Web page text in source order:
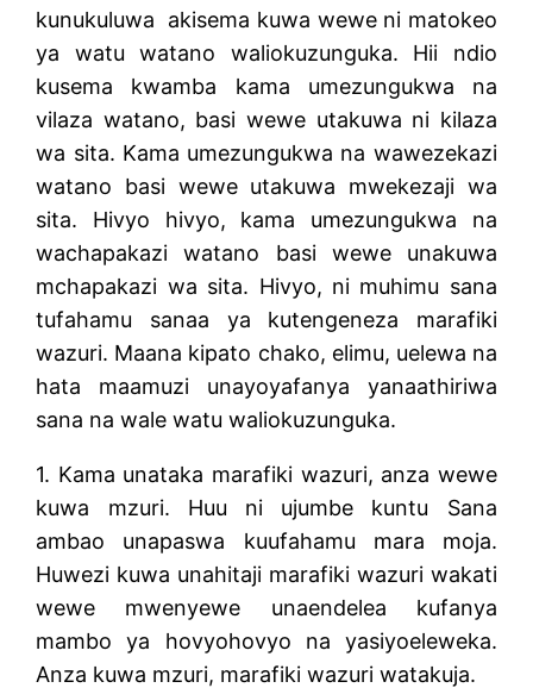
kunukuluwa akisema kuwa wewe ni matokeo
ya watu watano waliokuzunguka. Hii ndio
kusema kwamba kama umezungukwa na
vilaza watano, basi wewe utakuwa ni kilaza
wa sita. Kama umezungukwa na wawezekazi
watano basi wewe utakuwa mwekezaji wa
sita. Hivyo hivyo, kama umezungukwa na
wachapakazi watano basi wewe unakuwa
mchapakazi wa sita. Hivyo, ni muhimu sana
tufahamu sanaa ya kutengeneza marafiki
wazuri. Maana kipato chako, elimu, uelewa na
hata maamuzi unayoyafanya yanaathiriwa
sana na wale watu waliokuzunguka.
1. Kama unataka marafiki wazuri, anza wewe
kuwa mzuri. Huu ni ujumbe kuntu Sana
ambao unapaswa kuufahamu mara moja.
Huwezi kuwa unahitaji marafiki wazuri wakati
wewe mwenyewe unaendelea kufanya
mambo ya hovyohovyo na yasiyoeleweka.
Anza kuwa mzuri, marafiki wazuri watakuja.